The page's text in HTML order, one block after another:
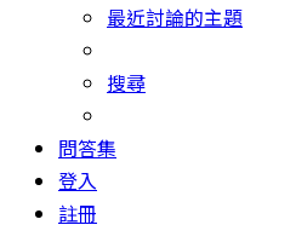
最近討論的主題
搜尋
問答集
登入
註冊